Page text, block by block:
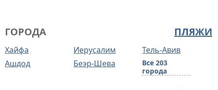
ПЛЯЖИ
ГОРОДА
Хайфа Иерусалим
Тель-Авив
Ашдод
Беэр-Шева
Все 203
города